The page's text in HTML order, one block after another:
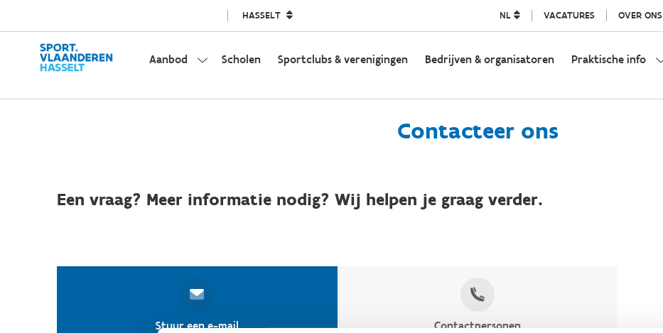
HASSELT NL VACATURES OVER ONS
Aanbod Scholen Sportclubs & verenigingen Bedrijven & organisatoren Praktische info
Contacteer ons
Een vraag? Meer informatie nodig? Wij helpen je graag verder.
Stuur een e-mail Contactpersonen